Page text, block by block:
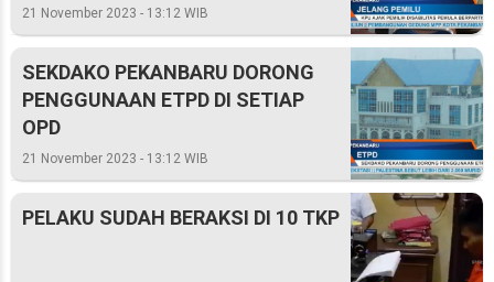
21 November 2023 - 13:12 WIB
SEKDAKO PEKANBARU DORONG
PENGGUNAAN ETPD DI SETIAP
OPD
21 November 2023 - 13:12 WIB
PELAKU SUDAH BERAKSI DI 10 TKP